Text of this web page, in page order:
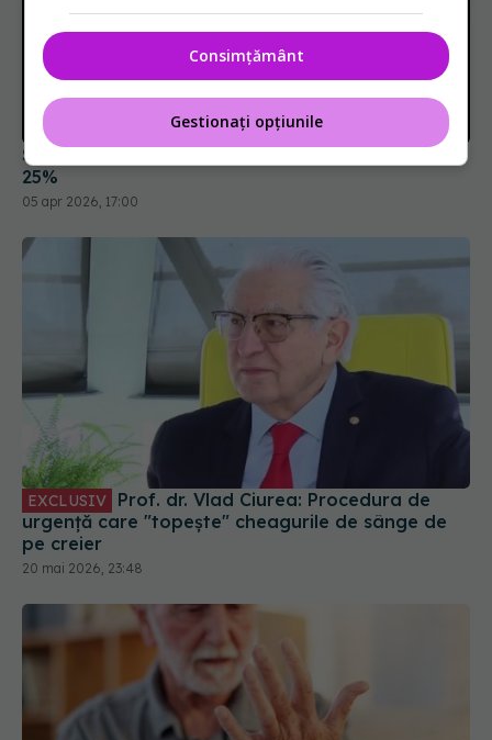
Soluția simplă care reduce riscul de demență cu
25%
05 apr 2026, 17:00
EXCLUSIV
urgență care "topește" cheagurile de sânge de
pe creier
20 mai 2026, 23:48
Consimțământ
Gestionați opțiunile